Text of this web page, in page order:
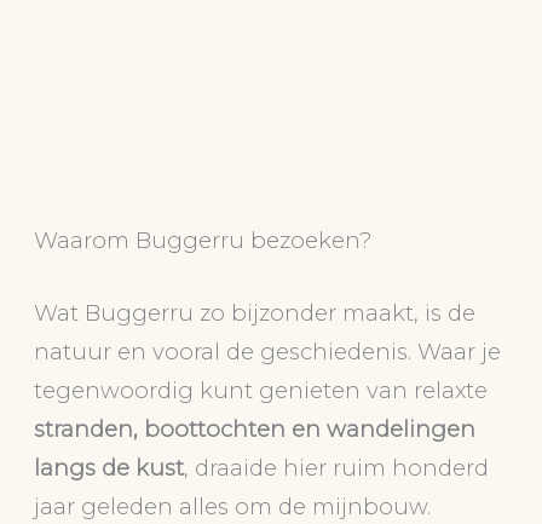
Waarom Buggerru bezoeken?
Wat Buggerru zo bijzonder maakt, is de
natuur en vooral de geschiedenis. Waar je
tegenwoordig kunt genieten van relaxte
stranden, boottochten en wandelingen
langs de kust, draaide hier ruim honderd
jaar geleden alles om de mijnbouw.